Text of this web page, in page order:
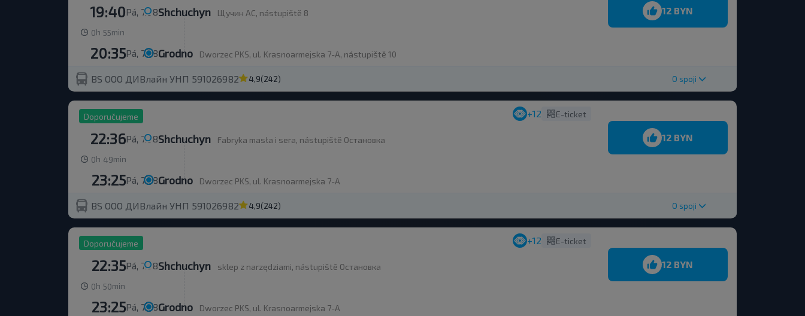
Pá, 7.08
19:40 Shchuchyn
Щучин АС, nástupiště 8
0h 55min
Pá, 7.08
20:35 Grodno Dworzec PKS, ul. Krasnoarmejska 7-A, nástupiště 10
12 BYN
BS ООО ДИВлайн УНП 591026982 4,9(242) O spoji
Doporučujeme
Pá, 7.08
22:36 Shchuchyn
Fabryka masła i sera, nástupiště Остановка
0h 49min
Pá, 7.08
23:25 Grodno Dworzec PKS, ul. Krasnoarmejska 7-A
+12 E-ticket
12 BYN
BS ООО ДИВлайн УНП 591026982 4,9(242) O spoji
Doporučujeme
Pá, 7.08
22:35 Shchuchyn
sklep z narzędziami, nástupiště Остановка
0h 50min
Pá, 7.08
23:25 Grodno Dworzec PKS, ul. Krasnoarmejska 7-A
+12 E-ticket
12 BYN